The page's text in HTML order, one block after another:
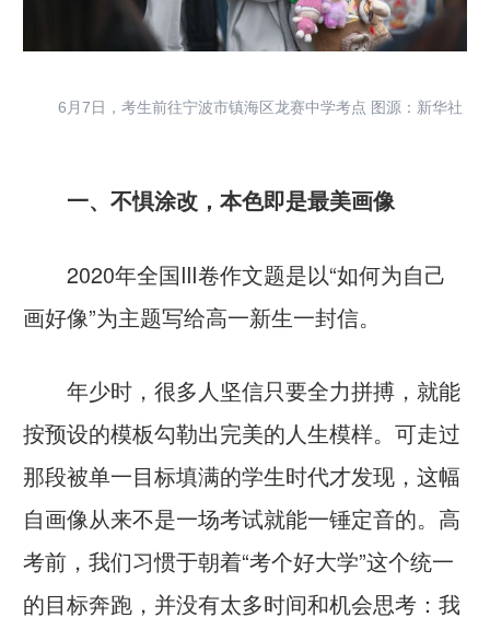
6月7日，考生前往宁波市镇海区龙赛中学考点 图源：新华社
一、不惧涂改，本色即是最美画像
2020年全国Ⅲ卷作文题是以“如何为自己
画好像”为主题写给高一新生一封信。
年少时，很多人坚信只要全力拼搏，就能
按预设的模板勾勒出完美的人生模样。可走过
那段被单一目标填满的学生时代才发现，这幅
自画像从来不是一场考试就能一锤定音的。高
考前，我们习惯于朝着“考个好大学”这个统一
的目标奔跑，并没有太多时间和机会思考：我